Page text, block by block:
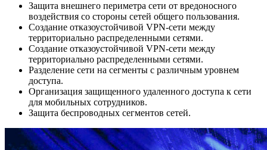
Защита внешнего периметра сети от вредоносного
воздействия со стороны сетей общего пользования.
Создание отказоустойчивой VPN-сети между
территориально распределенными сетями.
Создание отказоустойчивой VPN-сети между
территориально распределенными сетями.
Разделение сети на сегменты с различным уровнем
доступа.
Организация защищенного удаленного доступа к сети
для мобильных сотрудников.
Защита беспроводных сегментов сетей.